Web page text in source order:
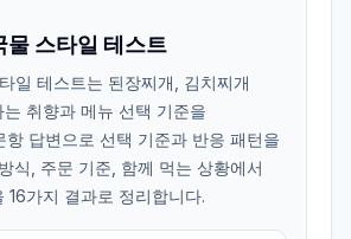
물 스타일 테스트
일 테스트는 된장찌개, 김치찌개
취향과 메뉴 선택 기준을
항 답변으로 선택 기준과 반응 패턴을
식, 주문 기준, 함께 먹는 상황에서
16가지 결과로 정리합니다.